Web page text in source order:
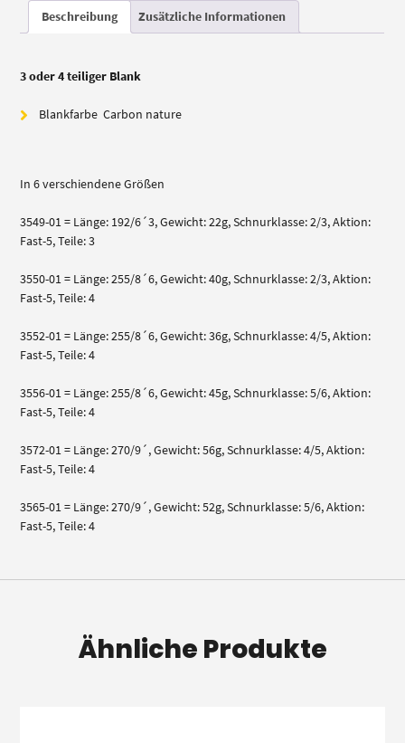
Beschreibung Zusätzliche Informationen
3 oder 4 teiliger Blank
Blankfarbe Carbon nature
In 6 verschiendene Größen
3549-01 = Länge: 192/6´3, Gewicht: 22g, Schnurklasse: 2/3, Aktion:
Fast-5, Teile: 3
3550-01 = Länge: 255/8´6, Gewicht: 40g, Schnurklasse: 2/3, Aktion:
Fast-5, Teile: 4
3552-01 = Länge: 255/8´6, Gewicht: 36g, Schnurklasse: 4/5, Aktion:
Fast-5, Teile: 4
3556-01 = Länge: 255/8´6, Gewicht: 45g, Schnurklasse: 5/6, Aktion:
Fast-5, Teile: 4
3572-01 = Länge: 270/9´, Gewicht: 56g, Schnurklasse: 4/5, Aktion:
Fast-5, Teile: 4
3565-01 = Länge: 270/9´, Gewicht: 52g, Schnurklasse: 5/6, Aktion:
Fast-5, Teile: 4
Ähnliche Produkte